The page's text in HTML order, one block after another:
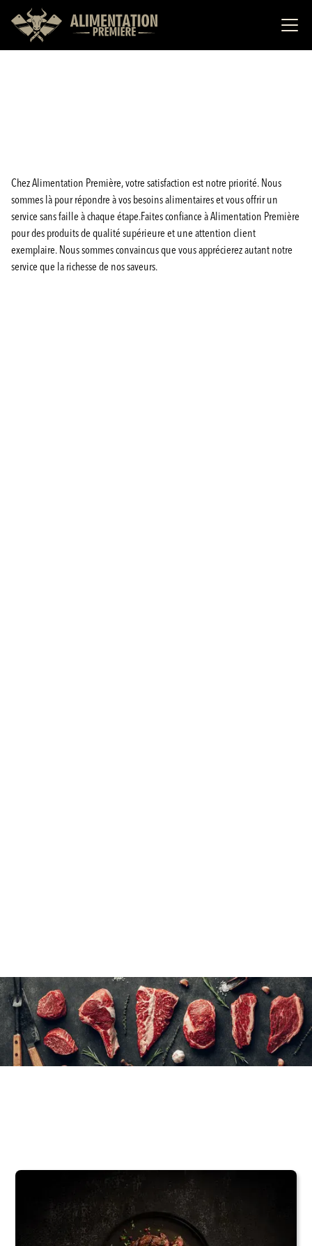
Chez Alimentation Première, votre satisfaction est notre priorité. Nous
sommes là pour répondre à vos besoins alimentaires et vous offrir un
service sans faille à chaque étape.Faites confiance à Alimentation Première
pour des produits de qualité supérieure et une attention client
exemplaire. Nous sommes convaincus que vous apprécierez autant notre
service que la richesse de nos saveurs.